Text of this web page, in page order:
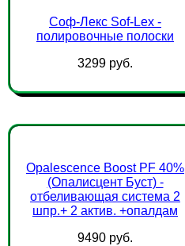
Соф-Лекс Sof-Lex -
полировочные полоски
3299 руб.
Opalescence Boost PF 40%
(Опалисцент Буст) -
отбеливающая система 2
шпр.+ 2 актив. +опалдам
9490 руб.